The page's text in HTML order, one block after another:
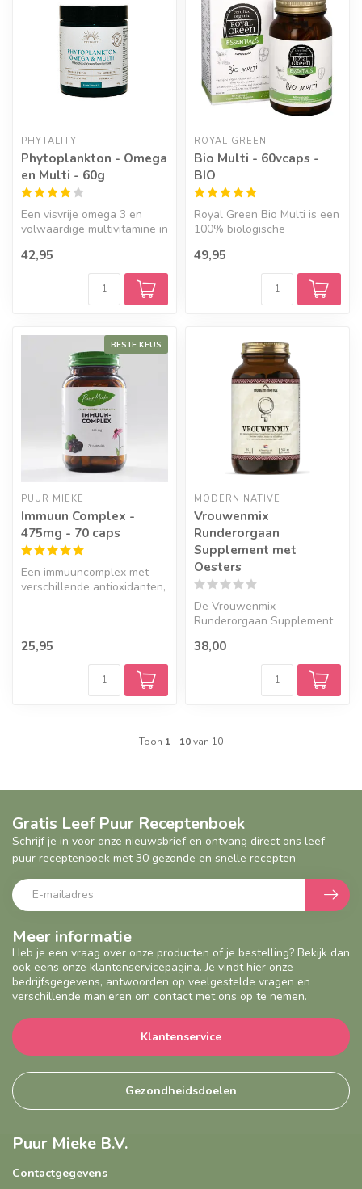
Geef een seintje
PHYTALITY
Phytoplankton - Omega
en Multi - 60g
Een visvrije omega 3 en
volwaardige multivitamine in
beva...
42,95
ROYAL GREEN
Bio Multi - 60vcaps -
BIO
Royal Green Bio Multi is een
100% biologische
essentiële voed...
49,95
BESTE KEUS
PUUR MIEKE
Immuun Complex -
475mg - 70 caps
Een immuuncomplex met
verschillende antioxidanten,
25,95
MODERN NATIVE
Vrouwenmix
Runderorgaan
Supplement met
Oesters
De Vrouwenmix
Runderorgaan Supplement
voortplantingso...
38,00
Toon 1 - 10van 10
Meer informatie
Heb je een vraag over onze producten of je bestelling? Bekijk dan
ook eens onze klantenservicepagina. Je vindt hier onze
bedrijfsgegevens, antwoorden op veelgestelde vragen en
verschillende manieren om contact met ons op te nemen.
Klantenservice
Gezondheidsdoelen
Gratis Leef Puur Receptenboek
Schrijf je in voor onze nieuwsbrief en ontvang direct ons leef
puur receptenboek met 30 gezonde en snelle recepten
Puur Mieke B.V.
Contactgegevens